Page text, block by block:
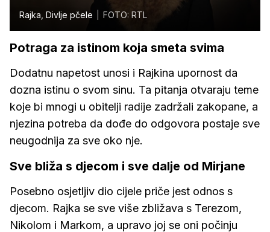
Rajka, Divlje pčele FOTO: RTL
Potraga za istinom koja smeta svima
Dodatnu napetost unosi i Rajkina upornost da
dozna istinu o svom sinu. Ta pitanja otvaraju teme
koje bi mnogi u obitelji radije zadržali zakopane, a
njezina potreba da dođe do odgovora postaje sve
neugodnija za sve oko nje.
Sve bliža s djecom i sve dalje od Mirjane
Posebno osjetljiv dio cijele priče jest odnos s
djecom. Rajka se sve više zbližava s Terezom,
Nikolom i Markom, a upravo joj se oni počinju